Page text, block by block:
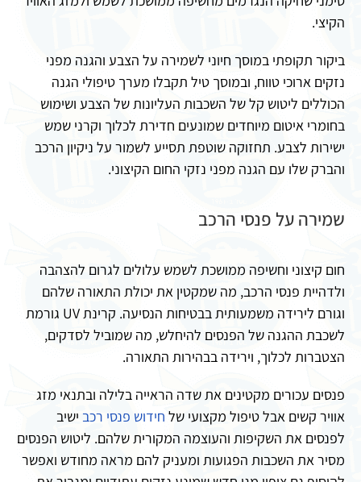
הקיצי.
ביקור תקופתי במוסך חיוני לשמירה על הצבע והגנה מפני
נזקים ארוכי טווח, ובמוסך טיל תקבלו מערך טיפולי הגנה
הכוללים ליטוש קל של השכבות העליונות של הצבע ושימוש
בחומרי איטום מיוחדים שמונעים חדירת לכלוך וקרני שמש
ישירות לצבע. תחזוקה שוטפת תסייע לשמור על ניקיון הרכב
והברק שלו עם הגנה מפני נזקי החום הקיצוני.
שמירה על פנסי הרכב
חום קיצוני וחשיפה ממושכת לשמש עלולים לגרום להצהבה
ולדהיית פנסי הרכב, מה שמקטין את יכולת התאורה שלהם
וגורם לירידה משמעותית בבטיחות הנסיעה. קרינת UV גורמת
לשכבת ההגנה של הפנסים להיחלש, מה שמוביל לסדקים,
הצטברות לכלוך, וירידה בבהירות התאורה.
פנסים עכורים מקטינים את שדה הראייה בלילה ובתנאי מזג
אוויר קשים אבל טיפול מקצועי של חידוש פנסי רכב ישיב
לפנסים את השקיפות והעוצמה המקורית שלהם. ליטוש הפנסים
מסיר את השכבות הפגועות ומעניק להם מראה מחודש ואפשר